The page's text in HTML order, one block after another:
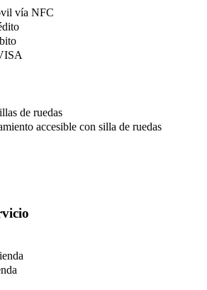
vía NFC
de ruedas
accesible con silla de ruedas